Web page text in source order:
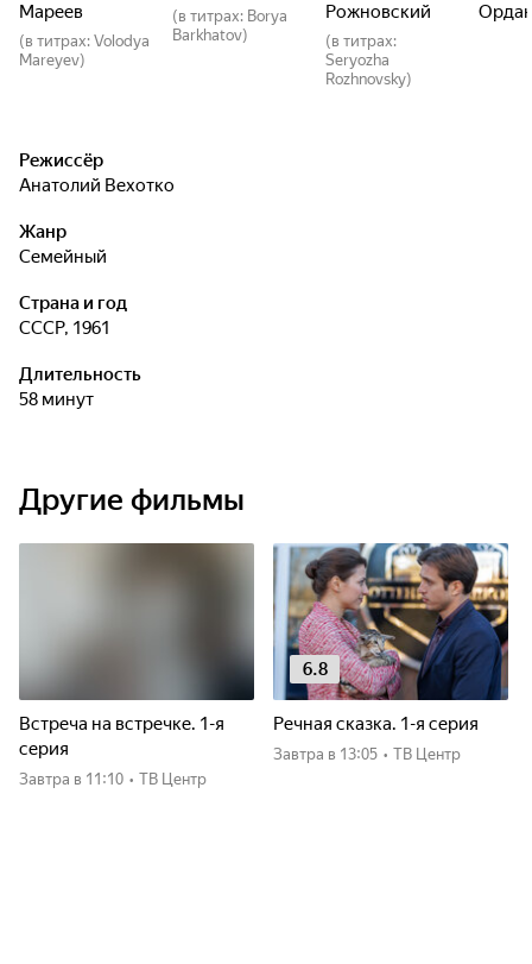
Мареев
(в титрах: Volodya
Mareyev)
(в титрах: Borya
Barkhatov)
Рожновский
(в титрах:
Seryozha
Rozhnovsky)
Режиссёр
Анатолий Вехотко
Жанр
семейный
Страна и год
СССР, 1961
Длительность
58 минут
Другие фильмы
Встреча на встречке. 1-я
серия
Завтра в 11:10 • ТВ Центр
6.8
Речная сказка. 1-я серия
Завтра в 13:05 • ТВ Центр